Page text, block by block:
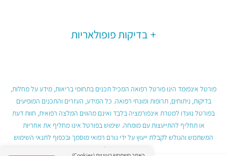
בדיקות פופולאריות
פורטל אינפומד הינו פורטל רפואה המכיל תכנים בתחומי בריאות, מידע על מחלות,
בדיקות, ניתוחים, תרופות ומונחי רפואה. כל המידע, העזרים והתכנים המופיעים
בפורטל נועדו למטרת אינפורמציה בלבד ואינם מהווים המלצה רפואית, חוות דעת
או תחליף להתייעצות עם מומחה. שימוש בפורטל אינו מחליף את אחריות
המשתמש והגולש לקבלת ייעוץ על ידי גורם רפואי מוסמך ובכפוף לתנאי השימוש
בפורטל.